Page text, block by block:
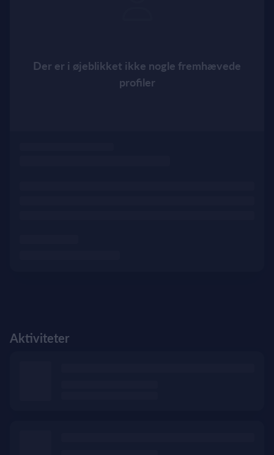
Der er i øjeblikket ikke nogle fremhævede
profiler
Aktiviteter